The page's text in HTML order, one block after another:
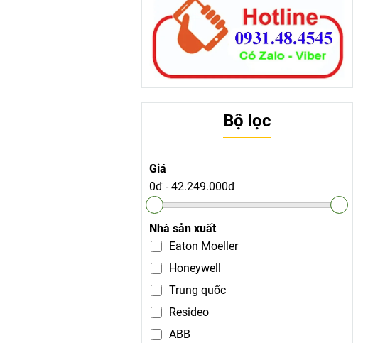
Bộ lọc
Giá
0đ - 42.249.000đ
Nhà sản xuất
Eaton Moeller
Honeywell
Trung quốc
Resideo
ABB